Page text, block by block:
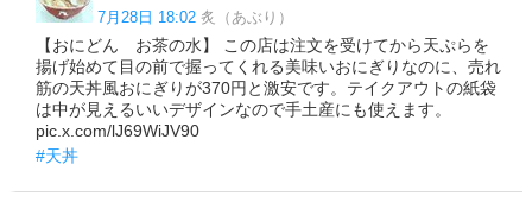
7月28日 18:02 炙（あぶり）
【おにどん お茶の水】 この店は注文を受けてから天ぷらを
揚げ始めて目の前で握ってくれる美味いおにぎりなのに、売れ
筋の天丼風おにぎりが370円と激安です。テイクアウトの紙袋
は中が見えるいいデザインなので手土産にも使えます。
pic.x.com/lJ69WiJV90
#天丼